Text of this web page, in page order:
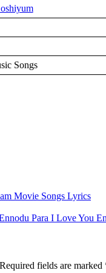
Songs
Movie Songs Lyrics
Para I Love You
Required fields are marked